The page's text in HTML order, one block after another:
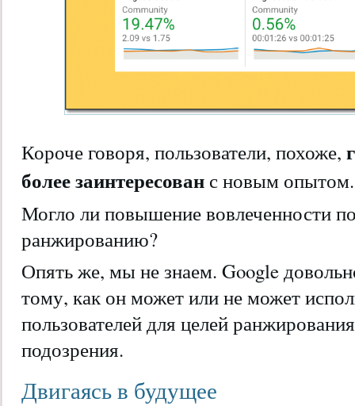
Короче говоря, пользователи, похоже,
более заинтересован с новым опытом.
Могло ли повышение вовлеченности
ранжированию?
Опять же, мы не знаем. Google
тому, как он может или не может
пользователей для целей
подозрения.
Двигаясь в будущее